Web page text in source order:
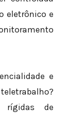
eletrônico e
e
rígidas de